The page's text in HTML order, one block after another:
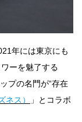
年には東京にも
ーを魅了する
プの名門が“存在
ネス）
」とコラボ